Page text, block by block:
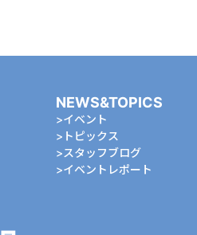
NEWS&TOPICS
イベント
トピックス
スタッフブログ
イベントレポート